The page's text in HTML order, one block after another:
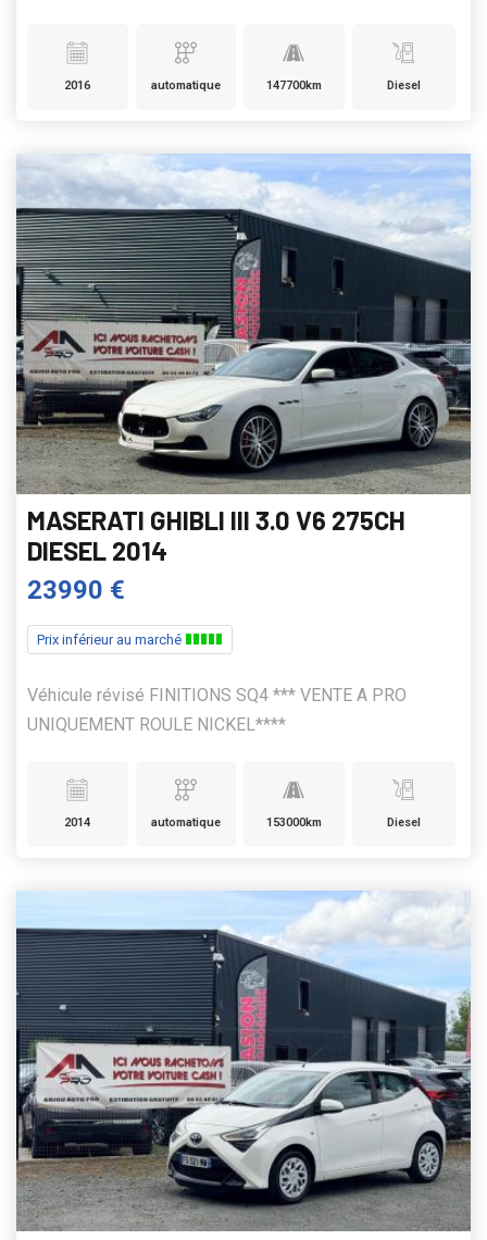
2016 automatique 147700km Diesel
MASERATI GHIBLI III 3.0 V6 275CH
DIESEL 2014
23990 €
Prix inférieur au marché
Véhicule révisé FINITIONS SQ4 *** VENTE A PRO
UNIQUEMENT ROULE NICKEL****
2014 automatique 153000km Diesel